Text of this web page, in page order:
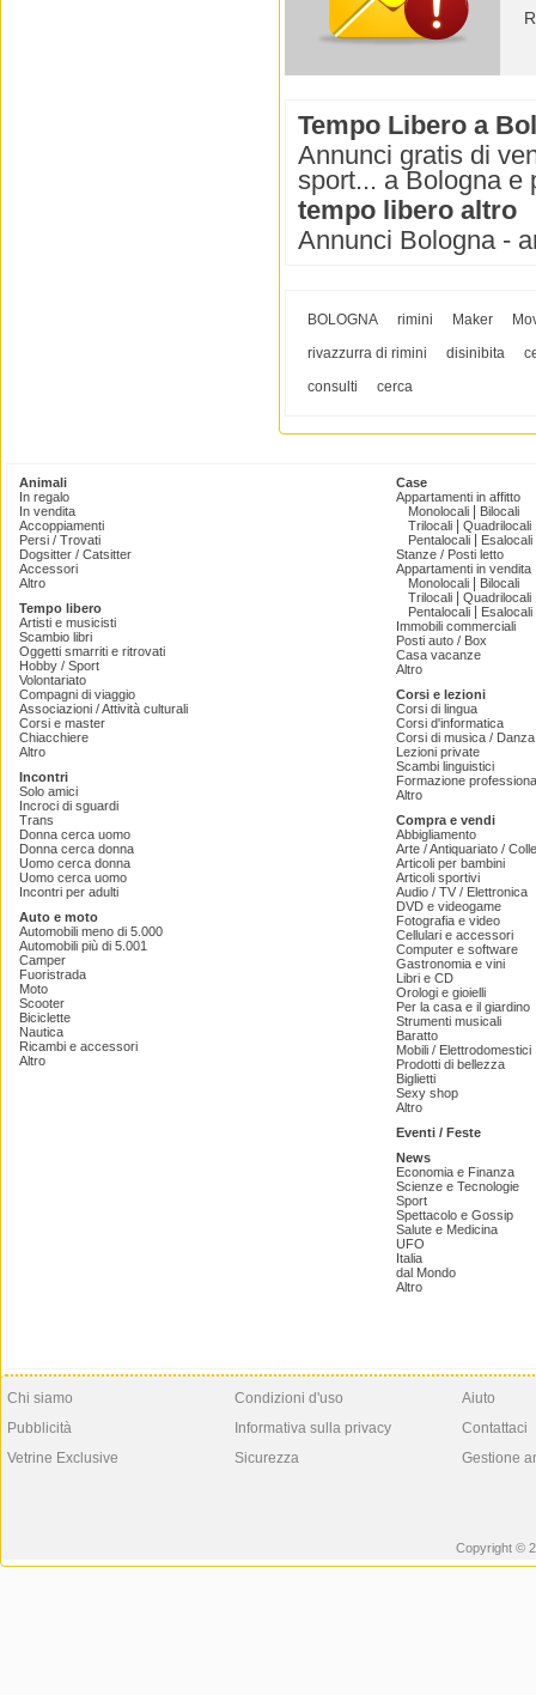
Tempo Libero a
Annunci gratis di
sport... a Bologna e
tempo libero altro
Annunci Bologna -
BOLOGNA rimini Maker
rivazzurra di rimini
disinibita
consulti
cerca
Animali
In regalo
In vendita
Accoppiamenti
Persi / Trovati
Dogsitter / Catsitter
Accessori
Altro
Tempo libero
Artisti e musicisti
Scambio libri
Oggetti smarriti e ritrovati
Hobby / Sport
Volontariato
Compagni di viaggio
Associazioni / Attività culturali
Corsi e master
Chiacchiere
Altro
Incontri
Solo amici
Incroci di sguardi
Trans
Donna cerca uomo
Donna cerca donna
Uomo cerca donna
Uomo cerca uomo
Incontri per adulti
Auto e moto
Automobili meno di 5.000
Automobili più di 5.001
Camper
Fuoristrada
Moto
Scooter
Biciclette
Nautica
Ricambi e accessori
Altro
Case
Appartamenti in affitto
Monolocali
Bilocali
Trilocali
Quadrilocali
Pentalocali
Esalocali
Stanze / Posti letto
Appartamenti in vendita
Monolocali
Bilocali
Trilocali
Quadrilocali
Pentalocali
Esalocali
Immobili commerciali
Posti auto / Box
Casa vacanze
Altro
Corsi e lezioni
Corsi di lingua
Corsi d'informatica
Corsi di musica /
Lezioni private
Scambi linguistici
Formazione
Altro
Compra e vendi
Abbigliamento
Arte / Antiquariato /
Articoli per bambini
Articoli sportivi
Audio / TV / Elettronica
DVD e videogame
Fotografia e video
Cellulari e accessori
Computer e software
Gastronomia e vini
Libri e CD
Orologi e gioielli
Per la casa e il giardino
Strumenti musicali
Baratto
Mobili / Elettrodomestici
Prodotti di bellezza
Biglietti
Sexy shop
Altro
Eventi / Feste
News
Economia e Finanza
Scienze e Tecnologie
Sport
Spettacolo e Gossip
Salute e Medicina
UFO
Italia
dal Mondo
Altro
Chi siamo
Pubblicità
Vetrine Exclusive
Condizioni d'uso
Informativa sulla privacy
Sicurezza
Aiuto
Contattaci
Gestione
Copyright ©